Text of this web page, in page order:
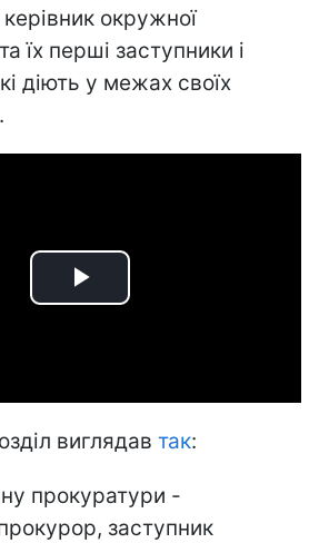
окружної
їх перші заступники і
діють у межах своїх
Play
виглядав так:
прокуратури -
заступник